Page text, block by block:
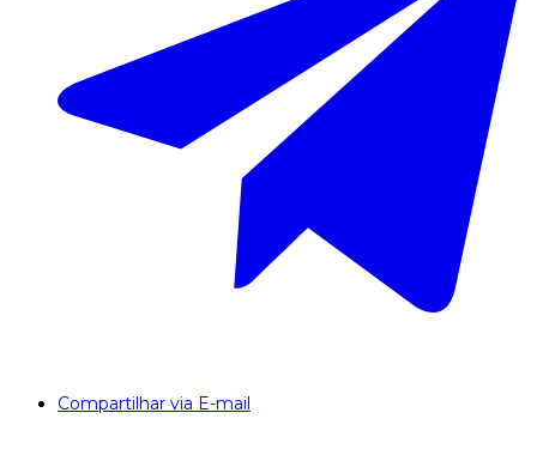
Compartilhar via E-mail